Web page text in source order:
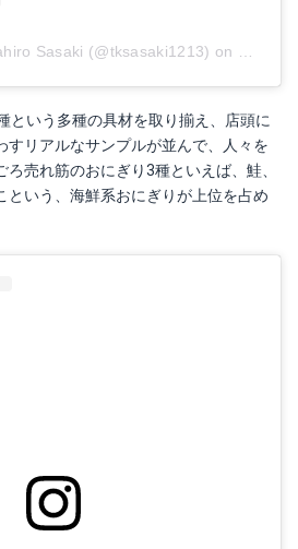
Sasaki (@tksasaki1213) on May
という多種の具材を取り揃え、店頭に
すリアルなサンプルが並んで、人々を
売れ筋のおにぎり3種といえば、鮭、
という、海鮮系おにぎりが上位を占め